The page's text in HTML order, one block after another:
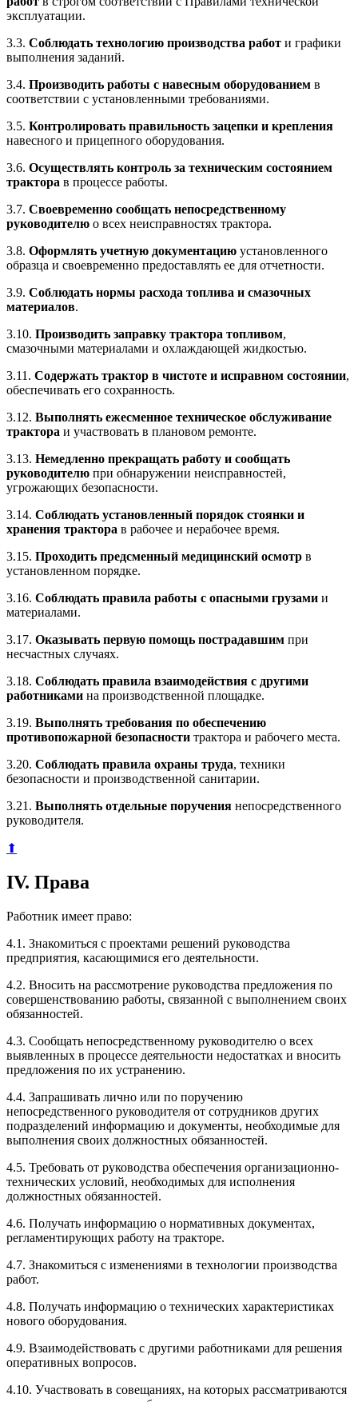
эксплуатации.
3.3. Соблюдать технологию производства работ и графики
выполнения заданий.
3.4. Производить работы с навесным оборудованием в
соответствии с установленными требованиями.
3.5. Контролировать правильность зацепки и крепления
навесного и прицепного оборудования.
3.6. Осуществлять контроль за техническим состоянием
трактора в процессе работы.
3.7. Своевременно сообщать непосредственному
руководителю о всех неисправностях трактора.
3.8. Оформлять учетную документацию установленного
образца и своевременно предоставлять ее для отчетности.
3.9. Соблюдать нормы расхода топлива и смазочных
материалов.
3.10. Производить заправку трактора топливом,
смазочными материалами и охлаждающей жидкостью.
3.11. Содержать трактор в чистоте и исправном состоянии,
обеспечивать его сохранность.
3.12. Выполнять ежесменное техническое обслуживание
трактора и участвовать в плановом ремонте.
3.13. Немедленно прекращать работу и сообщать
руководителю при обнаружении неисправностей,
угрожающих безопасности.
3.14. Соблюдать установленный порядок стоянки и
хранения трактора в рабочее и нерабочее время.
3.15. Проходить предсменный медицинский осмотр в
установленном порядке.
3.16. Соблюдать правила работы с опасными грузами и
материалами.
3.17. Оказывать первую помощь пострадавшим при
несчастных случаях.
3.18. Соблюдать правила взаимодействия с другими
работниками на производственной площадке.
3.19. Выполнять требования по обеспечению
противопожарной безопасности трактора и рабочего места.
3.20. Соблюдать правила охраны труда, техники
безопасности и производственной санитарии.
3.21. Выполнять отдельные поручения непосредственного
руководителя.
⬆
IV. Права
Работник имеет право:
4.1. Знакомиться с проектами решений руководства
предприятия, касающимися его деятельности.
4.2. Вносить на рассмотрение руководства предложения по
совершенствованию работы, связанной с выполнением своих
обязанностей.
4.3. Сообщать непосредственному руководителю о всех
выявленных в процессе деятельности недостатках и вносить
предложения по их устранению.
4.4. Запрашивать лично или по поручению
непосредственного руководителя от сотрудников других
подразделений информацию и документы, необходимые для
выполнения своих должностных обязанностей.
4.5. Требовать от руководства обеспечения организационно-
технических условий, необходимых для исполнения
должностных обязанностей.
4.6. Получать информацию о нормативных документах,
регламентирующих работу на тракторе.
4.7. Знакомиться с изменениями в технологии производства
работ.
4.8. Получать информацию о технических характеристиках
нового оборудования.
4.9. Взаимодействовать с другими работниками для решения
оперативных вопросов.
4.10. Участвовать в совещаниях, на которых рассматриваются